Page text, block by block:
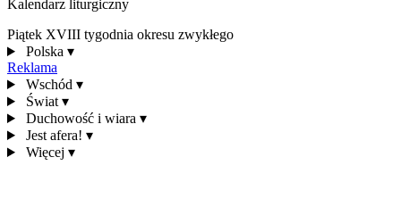
Kalendarz liturgiczny
Piątek XVIII tygodnia okresu zwykłego
Polska ▾
Reklama
Wschód ▾
Świat ▾
Duchowość i wiara ▾
Jest afera! ▾
Więcej ▾